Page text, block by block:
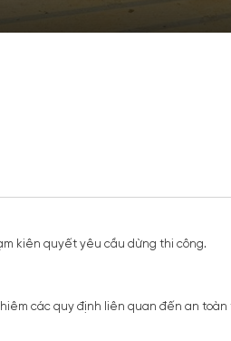
kiên quyết yêu cầu dừng thi công.
các quy định liên quan đến an toàn